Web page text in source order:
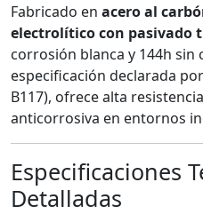
Fabricado en acero al
electrolítico con pasivado
corrosión blanca y 144h
especificación declarada
B117), ofrece alta
anticorrosiva en entornos
Especificaciones
Detalladas